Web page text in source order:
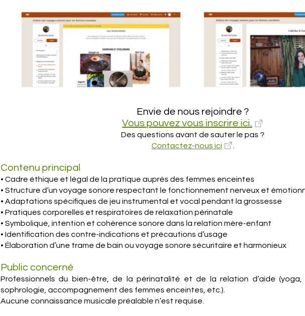
Envie de nous rejoindre ?
Vous pouvez vous inscrire ici.
Des questions avant de sauter le pas ?
Contactez-nous ici
Contenu principal
• Cadre éthique et légal de la pratique auprès des femmes enceintes
• Structure d’un voyage sonore respectant le fonctionnement nerveux et
• Adaptations spécifiques de jeu instrumental et vocal pendant la grossesse
• Pratiques corporelles et respiratoires de relaxation périnatale
• Symbolique, intention et cohérence sonore dans la relation mère-enfant
• Identification des contre-indications et précautions d’usage
• Élaboration d’une trame de bain ou voyage sonore sécuritaire et harmonieux
Public concerné
Professionnels du bien-être, de la périnatalité et de la relation d’aide (yoga,
sophrologie, accompagnement des femmes enceintes, etc.).
Aucune connaissance musicale préalable n’est requise.